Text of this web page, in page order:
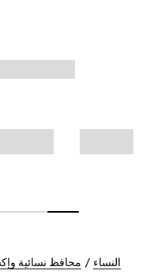
النساء محافظ نسائية